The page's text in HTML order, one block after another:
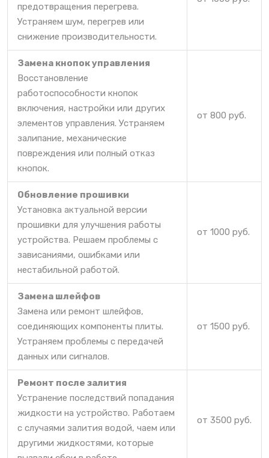
предотвращения перегрева.
Устраняем шум, перегрев или
снижение производительности.
Замена кнопок управления
Восстановление
работоспособности кнопок
включения, настройки или других
элементов управления. Устраняем
залипание, механические
повреждения или полный отказ
кнопок.
от 800 руб.
Обновление прошивки
Установка актуальной версии
прошивки для улучшения работы
устройства. Решаем проблемы с
зависаниями, ошибками или
нестабильной работой.
от 1000 руб.
Замена шлейфов
Замена или ремонт шлейфов,
соединяющих компоненты плиты.
Устраняем проблемы с передачей
данных или сигналов.
от 1500 руб.
Ремонт после залития
Устранение последствий попадания
жидкости на устройство. Работаем
с случаями залития водой, чаем или
другими жидкостями, которые
от 3500 руб.